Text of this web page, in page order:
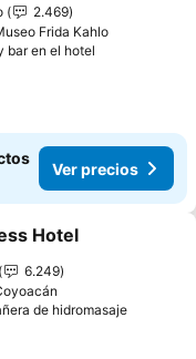
2.469
Frida Kahlo
bar en el hotel
Ver precios
a favoritos
Hotel
6.249
de hidromasajeVer